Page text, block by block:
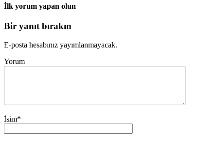
İlk yorum yapan olun
Bir yanıt bırakın
E-posta hesabınız yayımlanmayacak.
Yorum
İsim*